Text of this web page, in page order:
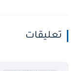
تعليقات